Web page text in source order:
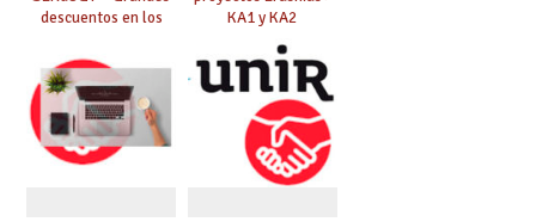
descuentos en los
KA1 y KA2